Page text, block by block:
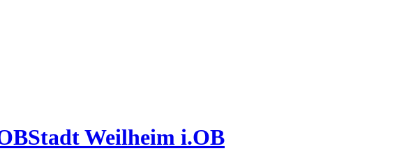
Stadt Weilheim i.OB